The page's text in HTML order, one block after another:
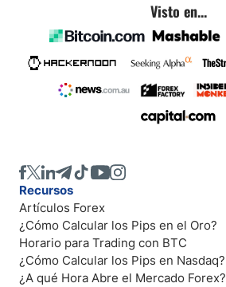
Visto en...
Recursos
Artículos Forex
¿Cómo Calcular los Pips en el Oro?
Horario para Trading con BTC
¿Cómo Calcular los Pips en Nasdaq?
¿A qué Hora Abre el Mercado Forex?